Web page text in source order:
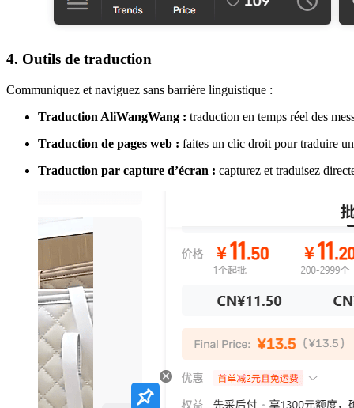
4. Outils de traduction
Communiquez et naviguez sans barrière linguistique :
Traduction AliWangWang : traduction en temps réel des
Traduction de pages web : faites un clic droit pour traduire
Traduction par capture d’écran : capturez et traduisez